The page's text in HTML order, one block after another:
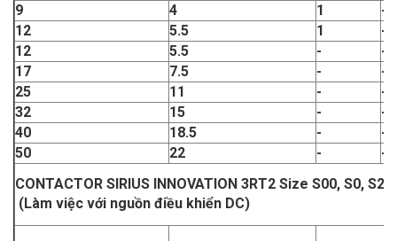
9
4 1
-
12
5.5 1
-
12
5.5 -
-
17
7.5 -
-
25
11 -
-
32
15 -
-
40
18.5 -
-
50
22 -
-
CONTACTOR SIRIUS INNOVATION 3RT2 Size S00, S0, S2
(Làm việc với nguồn điều khiển DC)